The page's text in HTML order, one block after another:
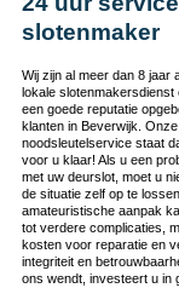
slotenmaker
Wij zijn al meer dan 8 jaar
lokale slotenmakersdienst
een goede reputatie
klanten in Beverwijk. Onze
noodsleutelservice staat
voor u klaar! Als u een
met uw deurslot, moet u
de situatie zelf op te
amateuristische aanpak
tot verdere complicaties,
kosten voor reparatie en
integriteit en
ons wendt, investeert u in